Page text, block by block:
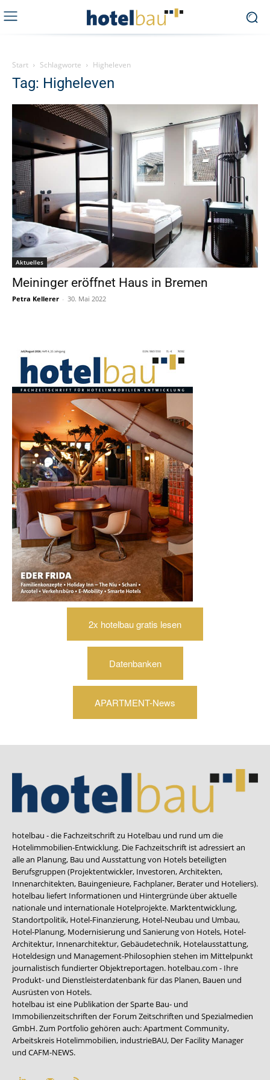
Start Schlagworte Higheleven
Tag: Higheleven
Aktuelles
Meininger eröffnet Haus in Bremen
Petra Kellerer - 30. Mai 2022
2x hotelbau gratis lesen
Datenbanken
APARTMENT-News
hotelbau - die Fachzeitschrift zu Hotelbau und rund um die
Hotelimmobilien-Entwicklung. Die Fachzeitschrift ist adressiert an
alle an Planung, Bau und Ausstattung von Hotels beteiligten
Berufsgruppen (Projektentwickler, Investoren, Architekten,
Innenarchitekten, Bauingenieure, Fachplaner, Berater und Hoteliers).
hotelbau liefert Informationen und Hintergründe über aktuelle
nationale und internationale Hotelprojekte. Marktentwicklung,
Standortpolitik, Hotel-Finanzierung, Hotel-Neubau und Umbau,
Hotel-Planung, Modernisierung und Sanierung von Hotels, Hotel-
Architektur, Innenarchitektur, Gebäudetechnik, Hotelausstattung,
Hoteldesign und Management-Philosophien stehen im Mittelpunkt
journalistisch fundierter Objektreportagen. hotelbau.com - Ihre
Produkt- und Dienstleisterdatenbank für das Planen, Bauen und
Ausrüsten von Hotels.
hotelbau ist eine Publikation der Sparte Bau- und
Immobilienzeitschriften der Forum Zeitschriften und Spezialmedien
GmbH. Zum Portfolio gehören auch:Apartment Community,
Arbeitskreis Hotelimmobilien, industrieBAU, Der Facility Manager
und CAFM-NEWS.